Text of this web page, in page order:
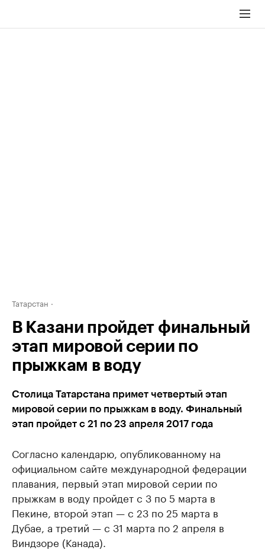
Татарстан
В Казани пройдет финальный
этап мировой серии по
прыжкам в воду
Столица Татарстана примет четвертый этап
мировой серии по прыжкам в воду. Финальный
этап пройдет с 21 по 23 апреля 2017 года
Согласно календарю, опубликованному на
официальном сайте международной федерации
плавания, ​первый этап мировой серии по
прыжкам в воду пройдет с 3 по 5 марта в
Пекине, второй этап — с 23 по 25 марта в
Дубае, а третий — с 31 марта по 2 апреля в
Виндзоре (Канада).